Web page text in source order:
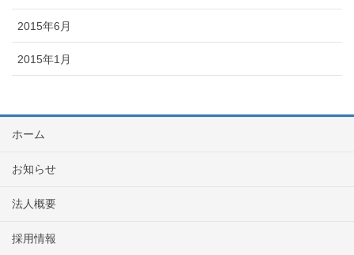
2015年6月
2015年1月
ホーム
お知らせ
法人概要
採用情報